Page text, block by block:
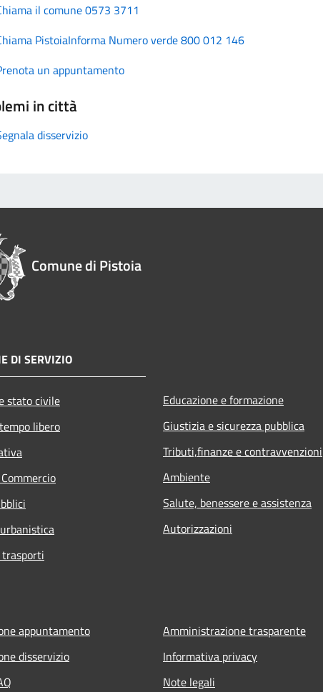
il comune 0573 3711
PistoiaInforma Numero verde 800 012 146
un appuntamento
in città
disservizio
Comune di Pistoia
DI SERVIZIO
stato civile
libero
Educazione e formazione
Giustizia e sicurezza pubblica
Tributi,finanze e contravvenzioni
Ambiente
Salute, benessere e assistenza
Autorizzazioni
appuntamento
disservizio
Amministrazione trasparente
Informativa privacy
Note legali